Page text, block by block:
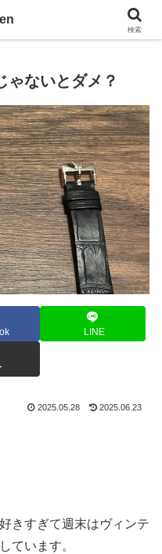
Life
ゃないとダメ？
LINE
2025.05.28 2025.06.23
きすぎて週末はヴィンテ
ています。
検索